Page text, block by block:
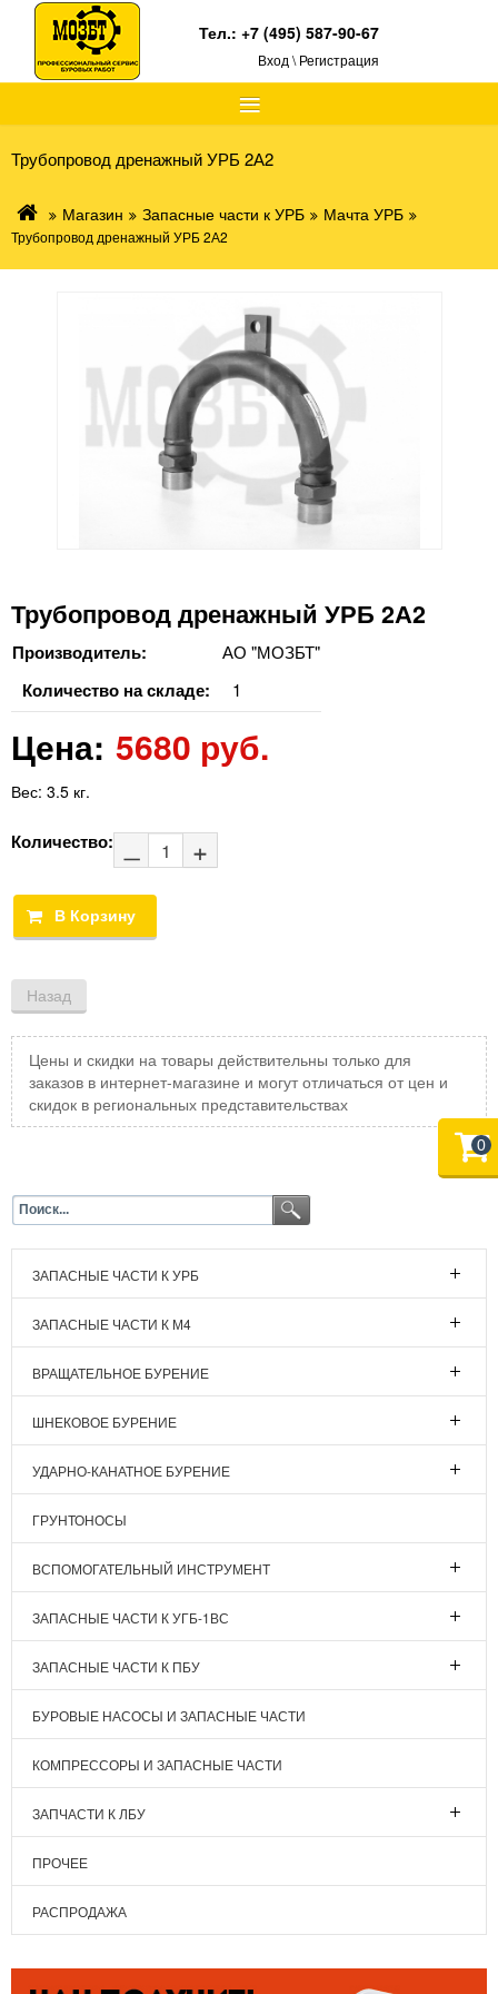
≡
Тел.:+7 (495) 587-90-67
Вход \ Регистрация
Трубопровод дренажный УРБ 2А2
Магазин Запасные части к УРБ Мачта УРБ
Трубопровод дренажный УРБ 2А2
Трубопровод дренажный УРБ 2А2
Производитель: АО "МОЗБТ"
Количество на складе: 1
Цена: 5680 руб.
Вес: 3.5 кг.
Количество:
Цены и скидки на товары действительны только для
заказов в интернет-магазине и могут отличаться от цен и
скидок в региональных представительствах
ЗАПАСНЫЕ ЧАСТИ К УРБ
ЗАПАСНЫЕ ЧАСТИ К М4
ВРАЩАТЕЛЬНОЕ БУРЕНИЕ
ШНЕКОВОЕ БУРЕНИЕ
УДАРНО-КАНАТНОЕ БУРЕНИЕ
ГРУНТОНОСЫ
ВСПОМОГАТЕЛЬНЫЙ ИНСТРУМЕНТ
ЗАПАСНЫЕ ЧАСТИ К УГБ-1ВС
ЗАПАСНЫЕ ЧАСТИ К ПБУ
БУРОВЫЕ НАСОСЫ И ЗАПАСНЫЕ ЧАСТИ
КОМПРЕССОРЫ И ЗАПАСНЫЕ ЧАСТИ
ЗАПЧАСТИ К ЛБУ
ПРОЧЕЕ
РАСПРОДАЖА
0